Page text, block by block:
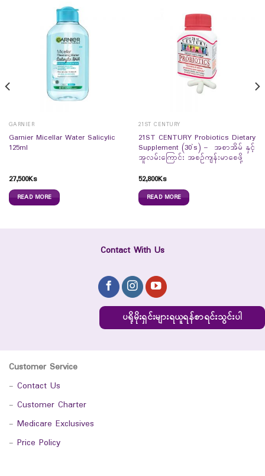
GARNIER
Garnier Micellar Water Salicylic
125ml
27,500Ks
READ MORE
21ST CENTURY
21ST CENTURY Probiotics Dietary
Supplement (30`s) – အစာအိမ် နှင့်
အူလမ်းကြောင်း အစဉ်ကျန်းမာစေဖို့
52,800Ks
READ MORE
Contact With Us
ပရိုမိုးရှင်းများရယူရန်စာရင်းသွင်းပါ
Customer Service
- Contact Us
- Customer Charter
- Medicare Exclusives
- Price Policy